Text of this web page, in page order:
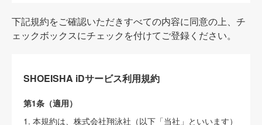
下記規約をご確認いただきすべての内容に同意の上、チ
ェックボックスにチェックを付けてご登録ください。
SHOEISHA iDサービス利用規約
第1条（適用）
1. 本規約は、株式会社翔泳社（以下「当社」といいます）